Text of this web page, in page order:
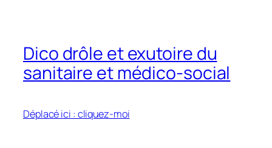
Dico drôle et exutoire du
sanitaire et médico-social
Déplacé ici : cliquez-moi